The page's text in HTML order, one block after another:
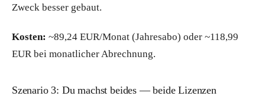
Zweck besser gebaut.
Kosten: ~89,24 EUR/Monat (Jahresabo) oder ~118,99
EUR bei monatlicher Abrechnung.
Szenario 3: Du machst beides — beide Lizenzen